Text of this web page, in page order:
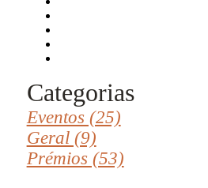
Categorias
Eventos (25)
Geral (9)
Prémios (53)